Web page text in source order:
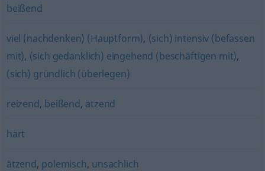
beißend
viel (nachdenken) (Hauptform), (sich) intensiv (befassen
mit), (sich gedanklich) eingehend (beschäftigen mit),
(sich) gründlich (überlegen)
reizend, beißend, ätzend
hart
ätzend, polemisch, unsachlich